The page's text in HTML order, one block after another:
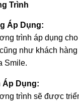
Trình
Áp Dụng:
trình áp dụng
như khách
Smile.
Áp Dụng:
trình sẽ được